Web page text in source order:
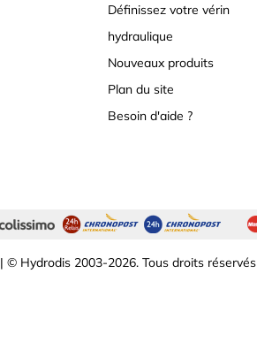
Définissez votre vérin
hydraulique
Nouveaux produits
Plan du site
Besoin d'aide ?
| © Hydrodis 2003-2026. Tous droits réservés